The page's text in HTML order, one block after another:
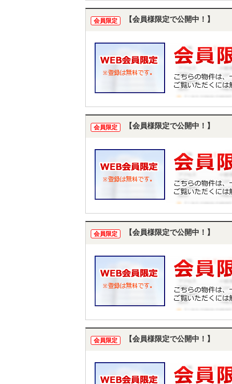
会員限定 【会員様限定で公開中！】
会員限定 【会員様限定で公開中！】
会員限定 【会員様限定で公開中！】
会員限定 【会員様限定で公開中！】